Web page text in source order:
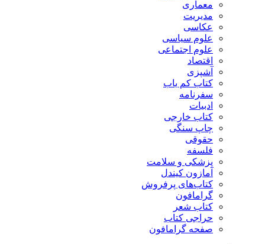
معماری
مدیریت
عکاسی
علوم سیاسی
علوم اجتماعی
اقتصاد
آشپزی
کتاب کم یاب
سفرنامه
ادبیات
کتاب خارجی
چاپ سنگی
حقوقی
فلسفه
پزشکی و سلامت
آمازون کیندل
کتاب‌های پرفروش
گرامافون
کتاب شعر
حراجی کتاب
صفحه گرامافون